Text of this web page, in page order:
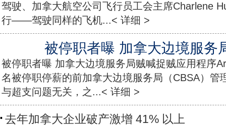
驾驶、加拿大航空公司飞行员工会主席Charlene
行——驾驶同样的飞机...< 详细 >
被停职者曝 加拿大边境服务
被停职者曝 加拿大边境服务局贼喊捉贼应用程序
名被停职停薪的前加拿大边境服务局（CBSA）管
与超支问题无关，之...< 详细 >
去年加拿大企业破产激增 41% 以上